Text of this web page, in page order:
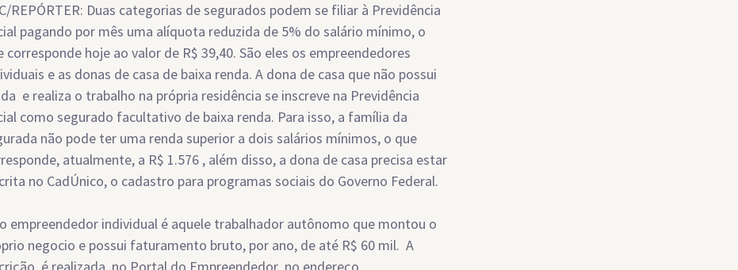
REPÓRTER: Duas categorias de segurados podem se filiar à Previdência
pagando por mês uma alíquota reduzida de 5% do salário mínimo, o
corresponde hoje ao valor de R$ 39,40. São eles os empreendedores
e as donas de casa de baixa renda. A dona de casa que não possui
e realiza o trabalho na própria residência se inscreve na Previdência
como segurado facultativo de baixa renda. Para isso, a família da
não pode ter uma renda superior a dois salários mínimos, o que
atualmente, a R$ 1.576 , além disso, a dona de casa precisa estar
no CadÚnico, o cadastro para programas sociais do Governo Federal.
empreendedor individual é aquele trabalhador autônomo que montou o
negocio e possui faturamento bruto, por ano, de até R$ 60 mil. A